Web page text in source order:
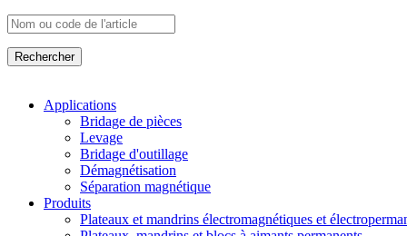
Applications
Bridage de pièces
Levage
Bridage d'outillage
Démagnétisation
Séparation magnétique
Produits
Plateaux et mandrins électromagnétiques et